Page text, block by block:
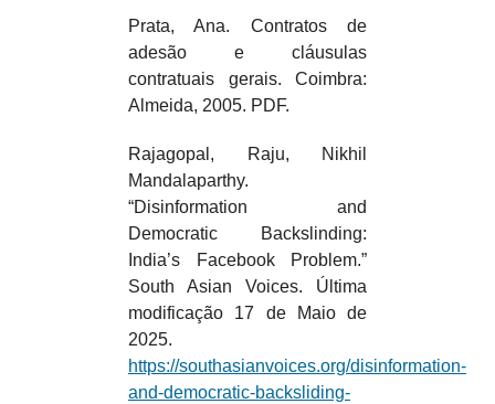
Prata, Ana. Contratos de
adesão e cláusulas
contratuais gerais. Coimbra:
Almeida, 2005. PDF.
Rajagopal, Raju, Nikhil
Mandalaparthy.
“Disinformation and
Democratic Backslinding:
India’s Facebook Problem.”
South Asian Voices. Última
modificação 17 de Maio de
2025.
https://southasianvoices.org/disinformation-
and-democratic-backsliding-